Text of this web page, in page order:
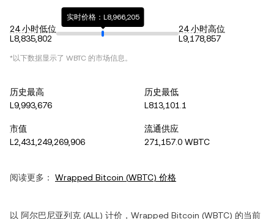
24 小时低位
L8,835,802
实时价格：L8,966,205
24 小时高位
L9,178,857
*以下数据显示了 WBTC 的市场信息。
历史最高
L9,993,676
历史最低
L813,101.1
市值
L2,431,249,269,906
流通供应
271,157.0 WBTC
阅读更多： Wrapped Bitcoin (WBTC) 价格
以 阿尔巴尼亚列克 (ALL ) 计价， Wrapped Bitcoin (WBTC) 的当前